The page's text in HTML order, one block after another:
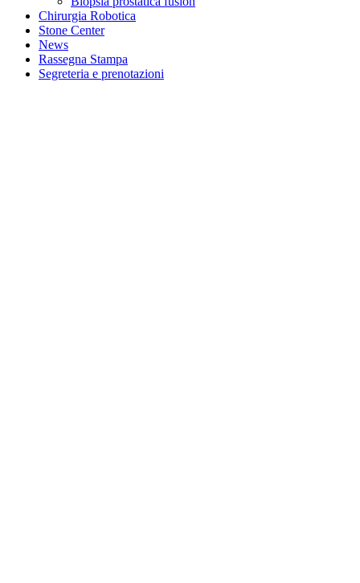
Chirurgia Robotica
Stone Center
News
Rassegna Stampa
Segreteria e prenotazioni